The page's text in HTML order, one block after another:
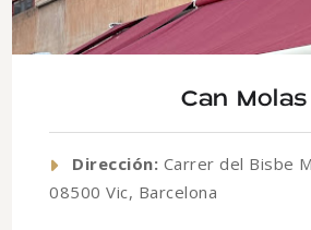
Can Molas
Dirección: Carrer del Bisbe
08500 Vic, Barcelona